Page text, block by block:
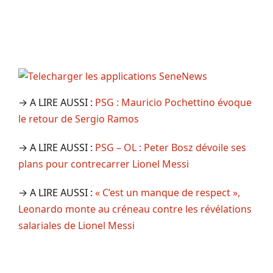
→ A LIRE AUSSI : PSG : Mauricio Pochettino évoque
le retour de Sergio Ramos
→ A LIRE AUSSI : PSG – OL : Peter Bosz dévoile ses
plans pour contrecarrer Lionel Messi
→ A LIRE AUSSI : « C’est un manque de respect »,
Leonardo monte au créneau contre les révélations
salariales de Lionel Messi